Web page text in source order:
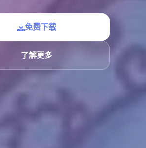
免费下载
了解更多